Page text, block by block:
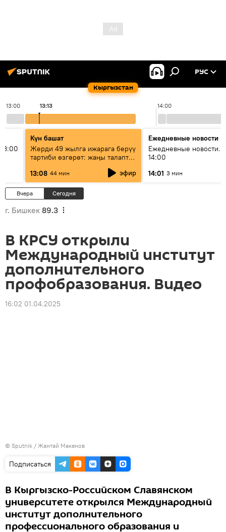
Кыргызстан
РУС
13:00 14:00
13:13
Күн башат
Жерди 49 жылга ижарага берүү
тартиби өзгөрөт: жаңы талаптар
13:08 44 мин эфир
Ежедневные новости
Ежедневные новости.
14:00
14:01 3 мин
Вчера Сегодня
г. Бишкек 89.3
В КРСУ открыли
Международный институт
дополнительного
профобразования. Видео
16:02 01.04.2025
© Sputnik / Жантай Макенов
Подписаться
В Кыргызско-Российском Славянском
университете открылся Международный
институт дополнительного
профессионального образования и